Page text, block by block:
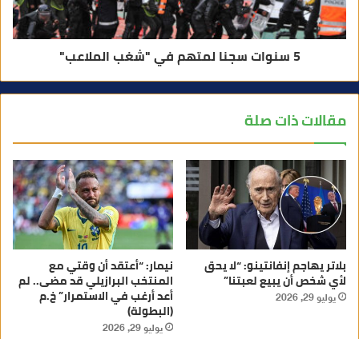
5 سنوات سجنا لمتهم في "شغب الملاعب"
مقالات ذات صلة
بلاتر يهاجم إنفانتينو: “لا يحق
لأي شخص أن يبيع لعبتنا”
يوليو 29, 2026
نيمار: “أعتقد أن وقتي مع
المنتخب البرازيلي قد مضى.. لم
أعد أرغب في الاستمرار” خ.م
(البطولة)
يوليو 29, 2026